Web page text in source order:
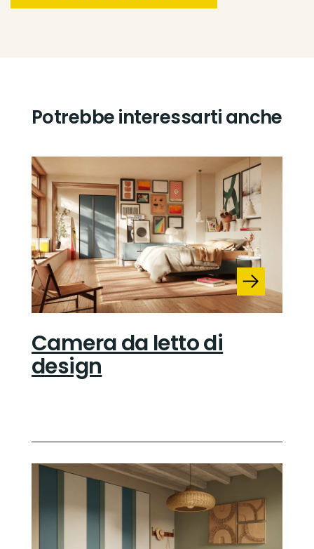
Potrebbe interessarti anche
Camera da letto di
design